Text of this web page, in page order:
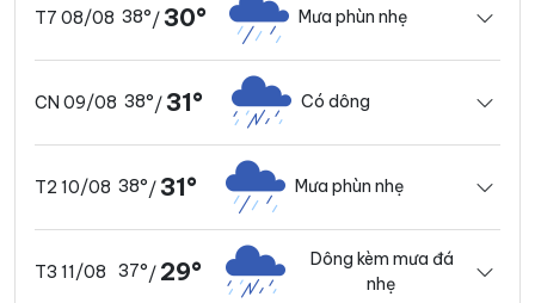
T7 08/08 38°/30° Mưa phùn nhẹ
CN 09/08 38°/31° Có dông
T2 10/08 38°/31° Mưa phùn nhẹ
T3 11/08 37°/ 29°
Dông kèm mưa đá
nhẹ